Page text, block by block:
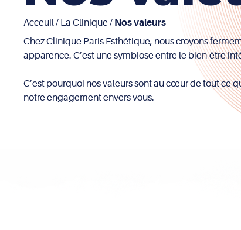
Acceuil/ La Clinique/ Nosvaleurs
Chez Clinique Paris Esthétique, nous croyons
apparence. C’est une symbiose entre le bien-être
C’est pourquoi nos valeurs sont au cœur de tout ce
notre engagement envers vous.